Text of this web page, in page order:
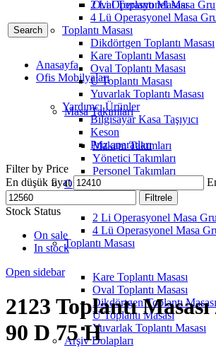
Oval Toplantı Masası
Search
Anasayfa
Ofis Mobilyaları
Masa Takımları
Makam Takımları
Yönetici Takımları
Personel Takımları
Operasyonel Masa Grupları
2 Li Operasyonel Masa
4 Lü Operasyonel Masa
Toplantı Masası
Kare Toplantı Masası
Oval Toplantı Masası
Dikdörtgen Toplantı Masası
U Toplantı Masası
Yuvarlak Toplantı Masası
Arşiv Dolapları
2 Li Operasyonel Masa
4 Lü Operasyonel Masa
Toplantı Masası
Dikdörtgen Toplantı Masası
Kare Toplantı Masası
Oval Toplantı Masası
U Toplantı Masası
Yuvarlak Toplantı Masası
Yardımcı Ürünler
Bilgisayar Kasa Taşıyıcı
Keson
Priz aparatları
Filter by Price
En düşük fiyat
Filtrele
Stock Status
On sale
In stock
Open sidebar
2123 Toplantı
90 D 75 H